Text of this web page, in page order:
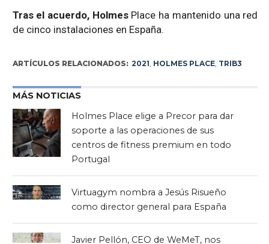
Tras el acuerdo, HolmesPlace ha mantenido una red
de cinco instalaciones en España.
ARTÍCULOS RELACIONADOS: 2021 HOLMES PLACE, TRIB3
MÁS NOTICIAS
Holmes Place elige a Precor para dar
soporte a las operaciones de sus
centros de fitness premium en todo
Portugal
Virtuagym nombra a Jesús Risueño
como director general para España
Javier Pellón, CEO de WeMeT, nos